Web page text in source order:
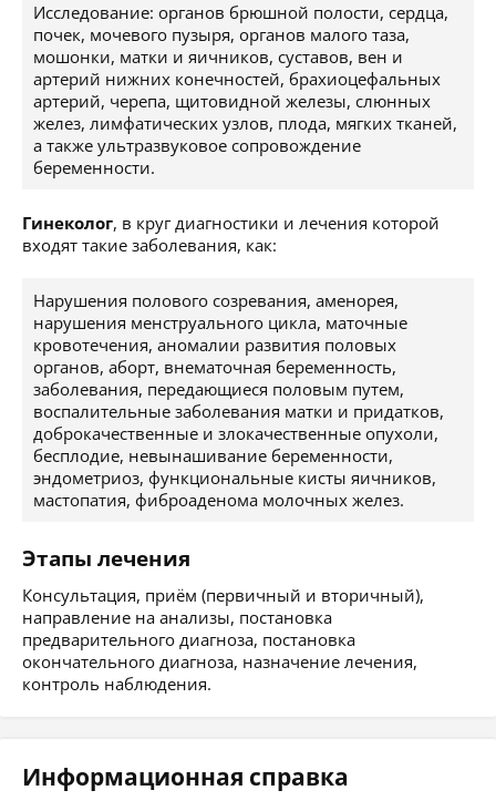
Исследование: органов брюшной полости, сердца,
почек, мочевого пузыря, органов малого таза,
мошонки, матки и яичников, суставов, вен и
артерий нижних конечностей, брахиоцефальных
артерий, черепа, щитовидной железы, слюнных
желез, лимфатических узлов, плода, мягких тканей,
а также ультразвуковое сопровождение
беременности.
Гинеколог, в круг диагностики и лечения которой
входят такие заболевания, как:
Нарушения полового созревания, аменорея,
нарушения менструального цикла, маточные
кровотечения, аномалии развития половых
органов, аборт, внематочная беременность,
заболевания, передающиеся половым путем,
воспалительные заболевания матки и придатков,
доброкачественные и злокачественные опухоли,
бесплодие, невынашивание беременности,
эндометриоз, функциональные кисты яичников,
мастопатия, фиброаденома молочных желез.
Этапы лечения
Консультация, приём (первичный и вторичный),
направление на анализы, постановка
предварительного диагноза, постановка
окончательного диагноза, назначение лечения,
контроль наблюдения.
Информационная справка